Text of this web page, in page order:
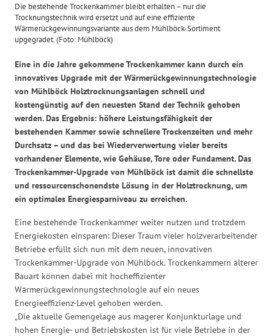
Die bestehende Trockenkammer bleibt erhalten – nur die
Trocknungstechnik wird ersetzt und auf eine effiziente
Wärmerückgewinnungsvariante aus dem Mühlböck-Sortiment
upgegradet. (Foto: Mühlböck)
Eine in die Jahre gekommene Trockenkammer kann durch ein
innovatives Upgrade mit der Wärmerückgewinnungstechnologie
von Mühlböck Holztrocknungsanlagen schnell und
kostengünstig auf den neuesten Stand der Technik gehoben
werden. Das Ergebnis: höhere Leistungsfähigkeit der
bestehenden Kammer sowie schnellere Trockenzeiten und mehr
Durchsatz – und das bei Wiederverwertung vieler bereits
vorhandener Elemente, wie Gehäuse, Tore oder Fundament. Das
Trockenkammer-Upgrade von Mühlböck ist damit die schnellste
und ressourcenschonendste Lösung in der Holztrocknung, um
ein optimales Energiesparniveau zu erreichen.
Eine bestehende Trockenkammer weiter nutzen und trotzdem
Energiekosten einsparen: Dieser Traum vieler holzverarbeitender
Betriebe erfüllt sich nun mit dem neuen, innovativen
Trockenkammer-Upgrade von Mühlböck. Trockenkammern älterer
Bauart können dabei mit hocheffizienter
Wärmerückgewinnungstechnologie auf ein neues
Energieeffizienz-Level gehoben werden.
„Die aktuelle Gemengelage aus magerer Konjunkturlage und
hohen Energie- und Betriebskosten ist für viele Betriebe in der